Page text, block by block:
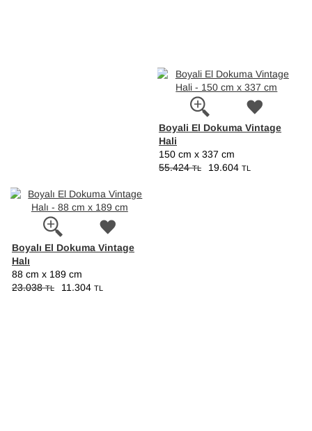
Boyali El Dokuma Vintage
Hali
150 cm x 337 cm
55.424TL 19.604 TL
Boyalı El Dokuma Vintage
Halı
88 cm x 189 cm
23.038TL 11.304 TL